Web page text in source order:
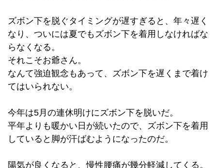
ズボン下を脱ぐタイミングが遅すぎると、年々遅く
なり、ついには夏でもズボン下を着用しなければな
らなくなる。
それこそお爺さん。
なんて強迫観念もあって、ズボン下を遅くまで着け
てはいられない。
今年は5月の連休明けにズボン下を脱いだ。
平年よりも暖かい日が続いたので、ズボン下を着用
していると脚が汗ばむようになったのだ。
陽気が良くなると、慢性腰痛が幾分軽減してくる。